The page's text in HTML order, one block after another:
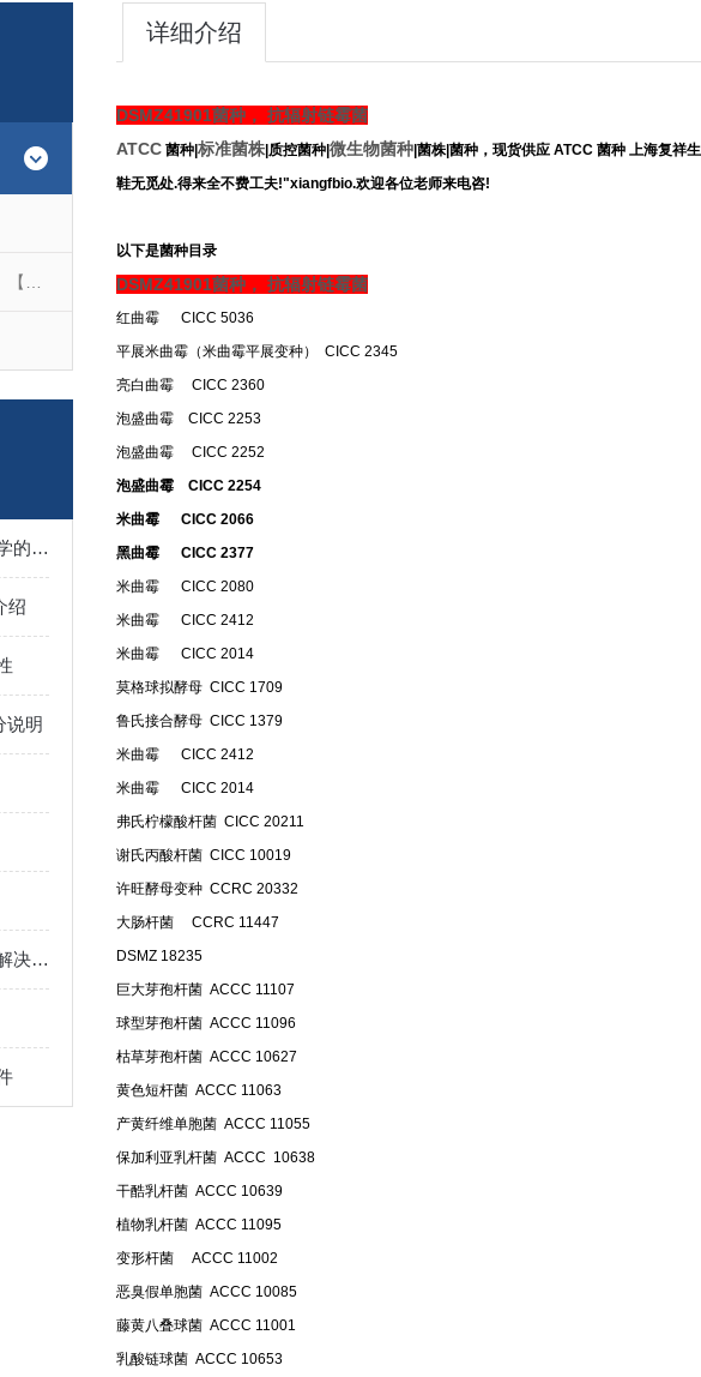
白血病细胞株来告诉你如何科学的预防白血病
绍
说明
细胞培养中常见的污染情况及解决方法
详细介绍
DSMZ41901菌种， 抗辐射链霉菌
ATCC 菌种| 标准菌株 |质控菌种| 微生物菌种 |菌株|菌种，现货供应 ATCC 菌种 上海复祥
鞋无觅处.得来全不费工夫!"xiangfbio.欢迎各位老师来电咨!
以下是菌种目录
DSMZ41901菌种， 抗辐射链霉菌
红曲霉 CICC 5036
平展米曲霉（米曲霉平展变种） CICC 2345
亮白曲霉 CICC 2360
泡盛曲霉 CICC 2253
泡盛曲霉 CICC 2252
泡盛曲霉 CICC 2254
米曲霉 CICC 2066
黑曲霉 CICC 2377
米曲霉 CICC 2080
米曲霉 CICC 2412
米曲霉 CICC 2014
莫格球拟酵母 CICC 1709
鲁氏接合酵母 CICC 1379
米曲霉 CICC 2412
米曲霉 CICC 2014
弗氏柠檬酸杆菌 CICC 20211
谢氏丙酸杆菌 CICC 10019
许旺酵母变种 CCRC 20332
大肠杆菌 CCRC 11447
DSMZ 18235
巨大芽孢杆菌 ACCC 11107
球型芽孢杆菌 ACCC 11096
枯草芽孢杆菌 ACCC 10627
黄色短杆菌 ACCC 11063
产黄纤维单胞菌 ACCC 11055
保加利亚乳杆菌 ACCC 10638
干酷乳杆菌 ACCC 10639
植物乳杆菌 ACCC 11095
变形杆菌 ACCC 11002
恶臭假单胞菌 ACCC 10085
藤黄八叠球菌 ACCC 11001
乳酸链球菌 ACCC 10653